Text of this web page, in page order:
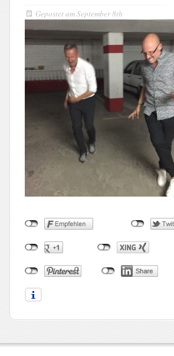
Gepostet amSeptember 8th